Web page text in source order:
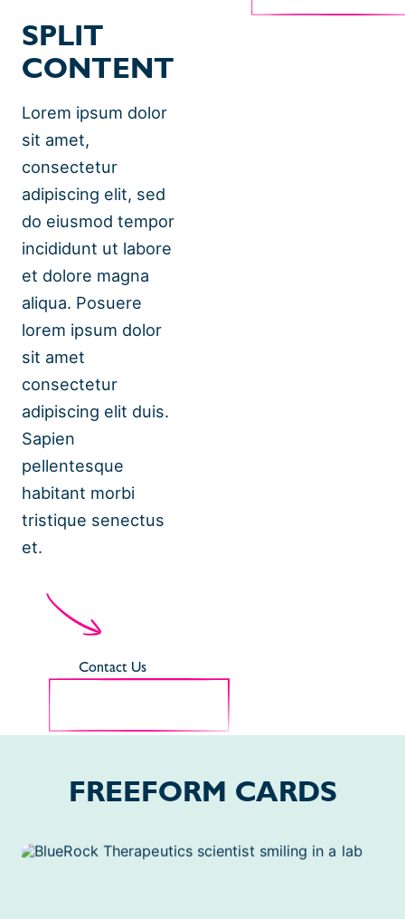
SPLIT
CONTENT
Lorem ipsum dolor
sit amet,
consectetur
adipiscing elit, sed
do eiusmod tempor
incididunt ut labore
et dolore magna
aliqua. Posuere
lorem ipsum dolor
sit amet
consectetur
adipiscing elit duis.
Sapien
pellentesque
habitant morbi
tristique senectus
et.
Contact Us
FREEFORM CARDS
Platform